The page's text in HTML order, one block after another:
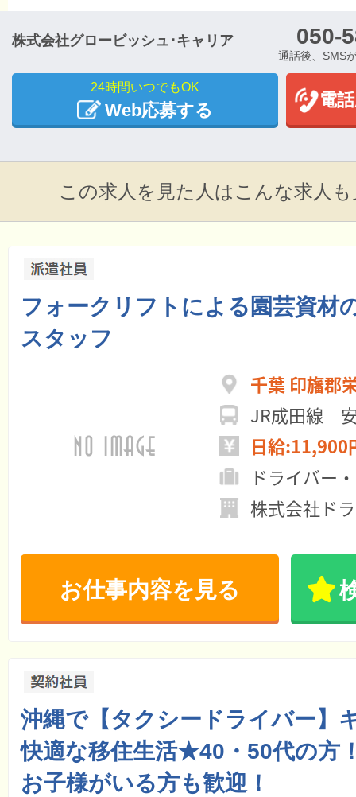
株式会社グロービッシュ･キャリア 050-
通話後、SMS
24時間いつでもOK
Web応募する
電
この求人を見た人はこんな求人
フォークリフトによる園芸資材
スタッフ
千葉 印旛郡
JR成田線
日給:11,900
ドライバー
株式会社ド
お仕事内容を見る
沖縄で【タクシードライバー】
快適な移住生活★40・50代の方
お子様がいる方も歓迎！